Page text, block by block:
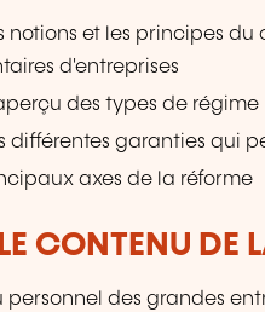
notions et les principes
d'entreprises
des types de régime
différentes garanties qui
axes de la réforme
CONTENU DE
personnel des grandes